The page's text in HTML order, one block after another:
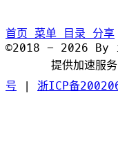
首页 菜单 目录 分享
©2018 - 2026 By
提供加速服务
号 | 浙ICP备